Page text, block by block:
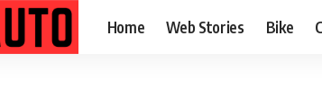
Home Web Stories Bike